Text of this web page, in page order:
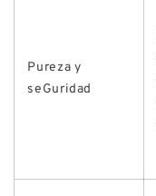
Pureza y
seGuridad